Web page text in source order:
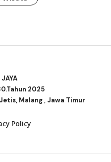
2025
Malang , Jawa Timur
Policy